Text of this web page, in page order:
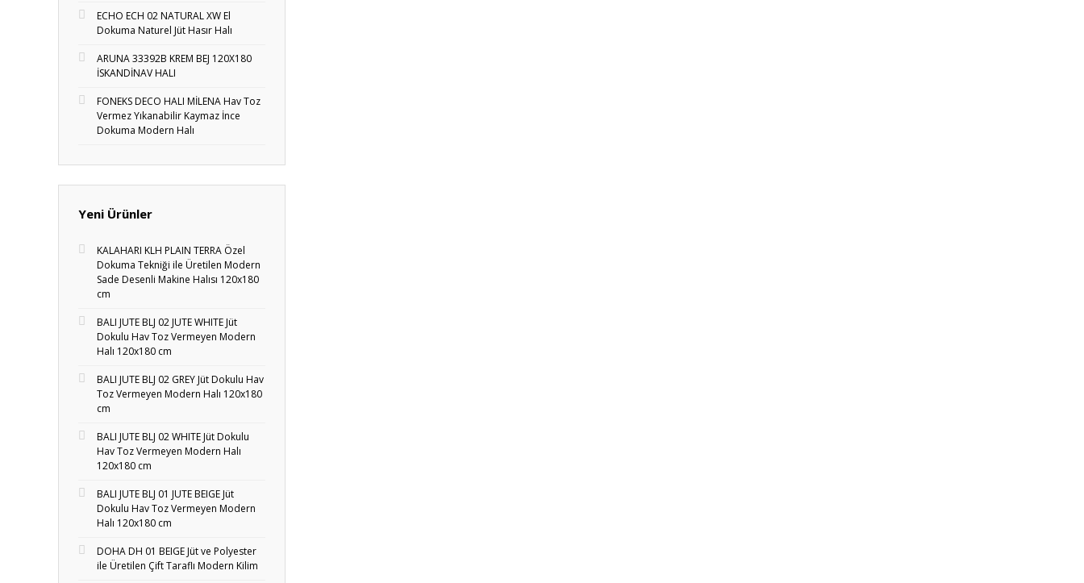
ECHO ECH 02 NATURAL XW El
Dokuma Naturel Jüt Hasır Halı
ARUNA 33392B KREM BEJ 120X180
İSKANDİNAV HALI
FONEKS DECO HALI MİLENA Hav Toz
Vermez Yıkanabilir Kaymaz İnce
Dokuma Modern Halı
Yeni Ürünler
KALAHARI KLH PLAIN TERRA Özel
Dokuma Tekniği ile Üretilen Modern
Sade Desenli Makine Halısı 120x180
cm
BALI JUTE BLJ 02 JUTE WHITE Jüt
Dokulu Hav Toz Vermeyen Modern
Halı 120x180 cm
BALI JUTE BLJ 02 GREY Jüt Dokulu Hav
Toz Vermeyen Modern Halı 120x180
cm
BALI JUTE BLJ 02 WHITE Jüt Dokulu
Hav Toz Vermeyen Modern Halı
120x180 cm
BALI JUTE BLJ 01 JUTE BEIGE Jüt
Dokulu Hav Toz Vermeyen Modern
Halı 120x180 cm
DOHA DH 01 BEIGE Jüt ve Polyester
ile Üretilen Çift Taraflı Modern Kilim